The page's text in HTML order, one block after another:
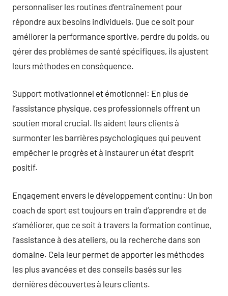
personnaliser les routines d’entraînement pour
répondre aux besoins individuels. Que ce soit pour
améliorer la performance sportive, perdre du poids, ou
gérer des problèmes de santé spécifiques, ils ajustent
leurs méthodes en conséquence.
Support motivationnel et émotionnel: En plus de
l’assistance physique, ces professionnels offrent un
soutien moral crucial. Ils aident leurs clients à
surmonter les barrières psychologiques qui peuvent
empêcher le progrès et à instaurer un état d’esprit
positif.
Engagement envers le développement continu: Un bon
coach de sport est toujours en train d’apprendre et de
s’améliorer, que ce soit à travers la formation continue,
l’assistance à des ateliers, ou la recherche dans son
domaine. Cela leur permet de apporter les méthodes
les plus avancées et des conseils basés sur les
dernières découvertes à leurs clients.